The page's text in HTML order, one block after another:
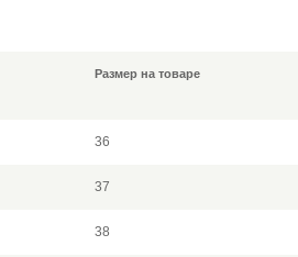
Размер на товаре
36
37
38